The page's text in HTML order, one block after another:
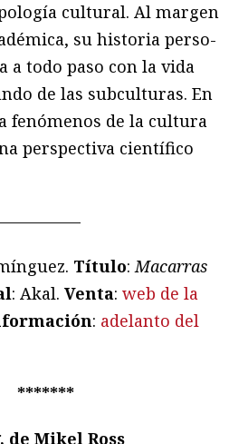
cultural. Al margen
su historia perso­
a todo paso con la vida
de las subculturas. En
fenómenos de la cultura
perspectiva científico
Título:Macarras
: Akal. Venta: web de la
: adelanto del
*******
, de Mikel Ross